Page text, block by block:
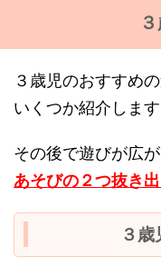
３歳児のおすすめ
いくつか紹介します
その後で遊びが広が
あそびの２つ抜き
３